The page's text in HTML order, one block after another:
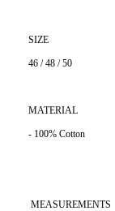
SIZE
46 / 48 / 50
MATERIAL
- 100% Cotton
MEASUREMENTS